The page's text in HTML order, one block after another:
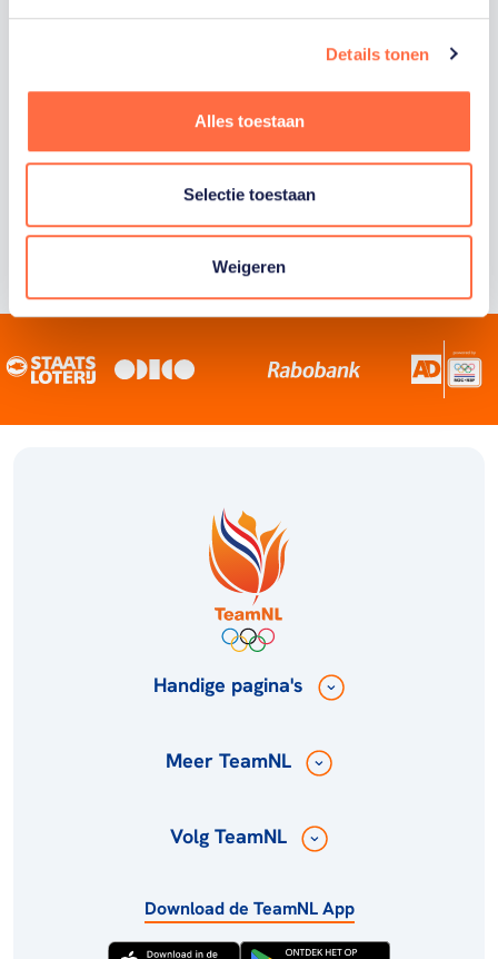
Details tonen
Alles toestaan
Selectie toestaan
Weigeren
sportiefste land van de wereld maken.
Handige pagina's
Meer TeamNL
Volg TeamNL
Download de TeamNL App